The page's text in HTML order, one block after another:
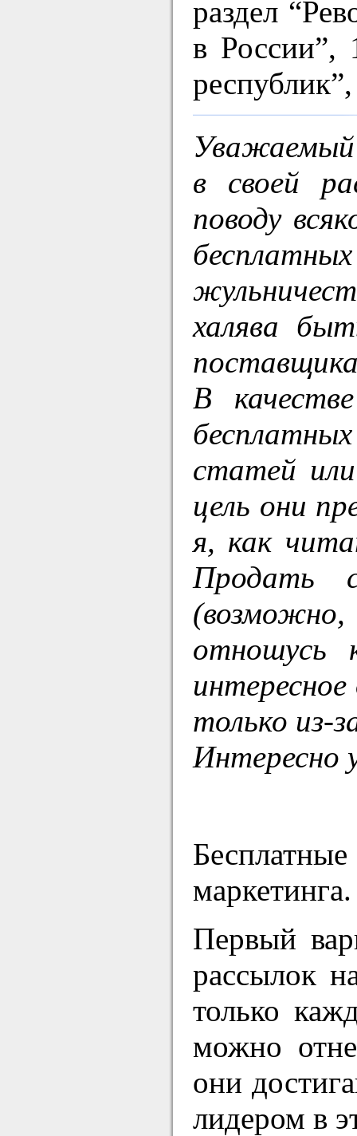
раздел
в России”,
Уважаемый
в своей
поводу
халява
В
статей
цель они
я, как
Продать
отношусь
только из-
Интересно
Первый
рассылок
только
можно
они
лидером в